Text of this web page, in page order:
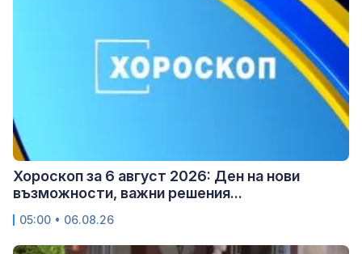
Хороскоп за 6 август 2026: Ден на нови
възможности, важни решения...
05:00 • 06.08.26